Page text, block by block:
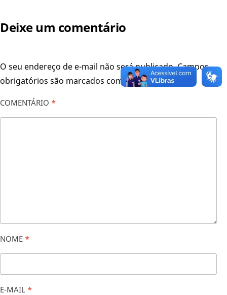
Deixe um comentário
O seu endereço de e-mail não será publicado.Campos
obrigatórios são marcados com *
COMENTÁRIO *
NOME *
E-MAIL *